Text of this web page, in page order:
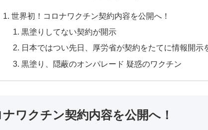
世界初！コロナワクチン契約内容を公開へ！
黒塗りしてない契約が開示
日本ではつい先日、厚労省が契約をたてに情報開示
黒塗り、隠蔽のオンパレード 疑惑のワクチン
ワクチン契約内容を公開へ！